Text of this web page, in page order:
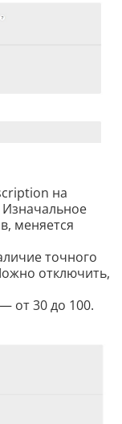
на
Изначальное
меняется
точного
отключить,
от 30 до 100.